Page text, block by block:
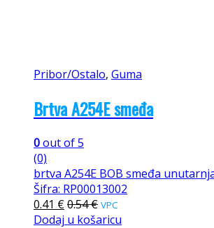
Pribor/Ostalo, Guma
Brtva A254E smeđa
0out of 5
(0)
brtva A254E BOB smeđa
Šifra: RP00013002
0.41 €0.54€ VPC
Dodaj u košaricu